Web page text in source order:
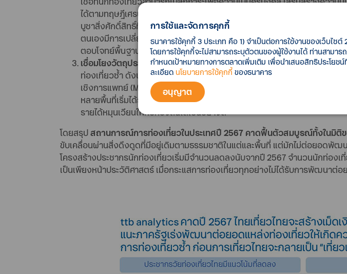
ได้ตามทฤษฎีเศรษฐศาสตร์ที่ผู้คนส่วนมากมักหลีกหนีความเสี่ยงและไม่ยอมเป
บูชาสิ่งศักดิ์สิทธิ์ที่ประดิษฐานตามสถานที่ต่าง ๆ ของแต่ละปัจเจก ย่อมส่งผลใ
ตนเองมีการเปลี่ยนแปลงที่ดีขึ้นในอนาคต ซึ่งพลังที่ได้รับจากการส่งผ่านวัฒน
ตอบโจทย์พื้นฐานของมนุษย์ทุกคนที่ต้องการประสบความสำเร็จในสิ่งที่คาดหวั
เชื่อมโยงวัตถุประสงค์อื่นให้ผนวกเข้ากับการท่องเที่ยวเนื่องจากการท่องเที่
ท่องเที่ยวซ้ำ ดังนั้น การผนวกเข้ากับความสนใจพิเศษอื่น (Special Interest
เชิงการแพทย์ (Medical Tourism) โดยในภาพย่อยรายพื้นที่ อาจใช้ความสน
หลายพื้นที่เริ่มได้รับการยกระดับเป็นงานประจำปี หรือการท่องเที่ยวเชิงผจ
รายได้หมุนเวียนให้กับท้องถิ่นได้เป็นอย่างดี
โดยสรุปสถานการณ์การท่องเที่ยวในประเทศปี 2567 คาดฟื้นตัวสมบูรณ์ทั้งในมิติ
ขับเคลื่อนผ่านสิ่งดึงดูดที่มีอยู่เดิมตามธรรมชาติในแต่และพื้นที่ แต่มักไม่ต่อยอดพัฒ
โครงสร้างประชากรนักท่องเที่ยวเริ่มมีจำนวนลดลงนับจากปี 2567 จำนวนนักท่อง
เป็นเพียงหน้าประวัติศาสตร์ เมื่อกระแสการท่องเที่ยวทุกอย่างไม่ได้รับการพัฒนาต่
การใช้และจัดการคุกกี้
ธนาคารใช้คุกกี้ 3 ประเภท คือ 1) จำเป็นต่อการใช้งานของเว็บไ
โดยการใช้คุกกี้จะไม่สามารถระบุตัวตนของผู้ใช้งานได้ ท่านสามา
กำหนดเป้าหมายทางการตลาดเพิ่มเติม เพื่อนำเสนอสิทธิประโย
ละเอียด นโยบายการใช้คุกกี้ของธนาคาร
อนุญาต